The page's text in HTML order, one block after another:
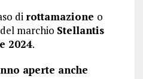
di rottamazione o
marchio Stellantis
2024.
aperte anche